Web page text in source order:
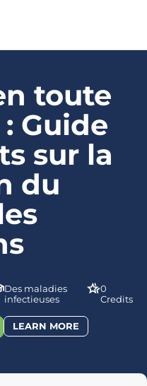
toute
Guide
sur la
du
Des maladies
infectieuses
0
Credits
LEARN MORE